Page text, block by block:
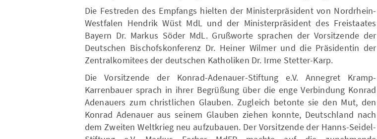
Die Festreden des Empfangs hielten der Ministerpräsident von Nordrhein-
Westfalen Hendrik Wüst MdL und der Ministerpräsident des Freistaates
Bayern Dr. Markus Söder MdL. Grußworte sprachen der Vorsitzende der
Deutschen Bischofskonferenz Dr. Heiner Wilmer und die Präsidentin der
Zentralkomitees der deutschen Katholiken Dr. Irme Stetter-Karp.
Die Vorsitzende der Konrad-Adenauer-Stiftung e.V. Annegret Kramp-
Karrenbauer sprach in ihrer Begrüßung über die enge Verbindung Konrad
Adenauers zum christlichen Glauben. Zugleich betonte sie den Mut, den
Konrad Adenauer aus seinem Glauben ziehen konnte, Deutschland nach
dem Zweiten Weltkrieg neu aufzubauen. Der Vorsitzende der Hanns-Seidel-